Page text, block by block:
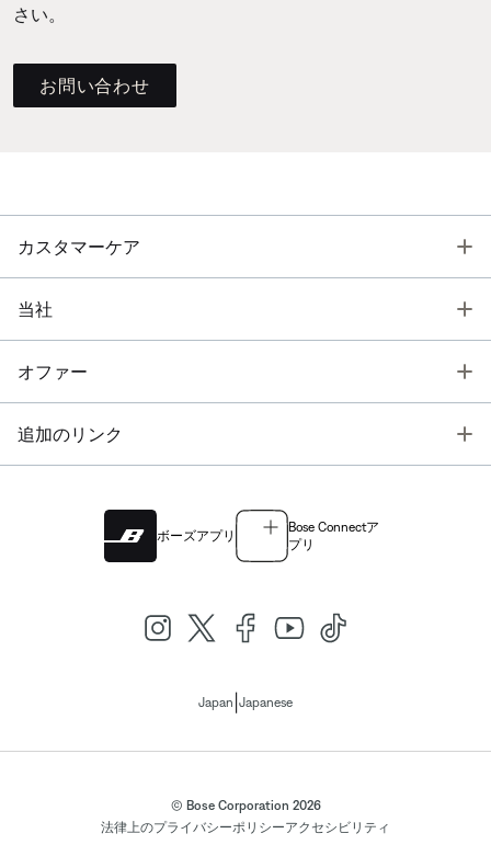
さい。
お問い合わせ
カスタマーケア
当社
オファー
追加のリンク
ボーズアプリ
Bose Connectア
プリ
Japan Japanese
© Bose Corporation 2026
法律上のプライバシーポリシーアクセシビリティ